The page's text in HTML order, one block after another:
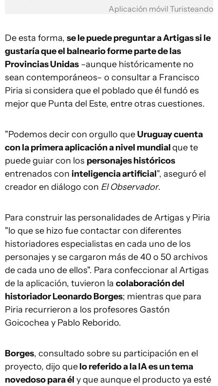
Aplicación móvil Turisteando
De esta forma, se le puede preguntar a Artigas si le
gustaría que el balneario forme parte de las
Provincias Unidas –aunque históricamente no
sean contemporáneos– o consultar a Francisco
Piria si considera que el poblado que él fundó es
mejor que Punta del Este, entre otras cuestiones.
"Podemos decir con orgullo queUruguay cuenta
con la primera aplicación a nivel mundialque te
puede guiar con los personajes históricos
entrenados con inteligencia artificial", aseguró el
creador en diálogo con El Observador.
Para construir las personalidades de Artigas y Piria
"lo que se hizo fue contactar con diferentes
historiadores especialistas en cada uno de los
personajes y se cargaron más de 40 o 50 archivos
de cada uno de ellos". Para confeccionar al Artigas
de la aplicación, tuvieron la colaboración del
historiador Leonardo Borges; mientras que para
Piria recurrieron a los profesores Gastón
Goicochea y Pablo Reborido.
Borges, consultado sobre su participación en el
proyecto, dijo quelo referido a la IA es un tema
novedoso para él y que aunque el producto ya esté